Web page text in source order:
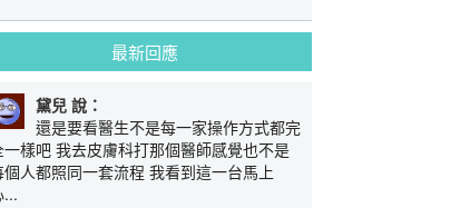
最新回應
黛兒 說：
還是要看醫生不是每一家操作方式都完
一樣吧 我去皮膚科打那個醫師感覺也不是
個人都照同一套流程 我看到這一台馬上
...